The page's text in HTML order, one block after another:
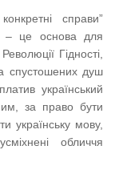
справи”
– це основа для
Гідності,
спустошених душ
український
за право бути
українську мову,
обличчя